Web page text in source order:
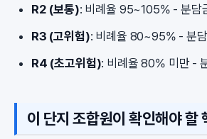
R2 (보통): 비례율 95~105% - 분담
R3 (고위험): 비례율 80~95% - 분
R4 (초고위험): 비례율 80% 미만 -
이 단지 조합원이 확인해야 할